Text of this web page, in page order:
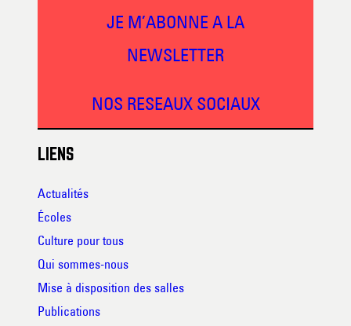
JE M’ABONNE A LA
NEWSLETTER
NOS RESEAUX SOCIAUX
LIENS
Actualités
Écoles
Culture pour tous
Qui sommes-nous
Mise à disposition des salles
Publications